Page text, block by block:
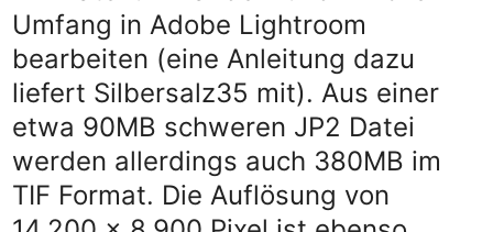
Umfang in Adobe Lightroom
bearbeiten (eine Anleitung dazu
liefert Silbersalz35 mit). Aus einer
etwa 90MB schweren JP2 Datei
werden allerdings auch 380MB im
TIF Format. Die Auflösung von